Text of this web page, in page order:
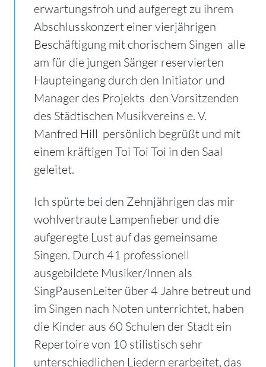
erwartungsfroh und aufgeregt zu ihrem
Abschlusskonzert einer vierjährigen
Beschäftigung mit chorischem Singen  alle
am für die jungen Sänger reservierten
Haupteingang durch den Initiator und
Manager des Projekts  den Vorsitzenden
des Städtischen Musikvereins e. V.
Manfred Hill  persönlich begrüßt und mit
einem kräftigen Toi Toi Toi in den Saal
geleitet.
Ich spürte bei den Zehnjährigen das mir
wohlvertraute Lampenfieber und die
aufgeregte Lust auf das gemeinsame
Singen. Durch 41 professionell
ausgebildete Musiker/Innen als
SingPausenLeiter über 4 Jahre betreut und
im Singen nach Noten unterrichtet, haben
die Kinder aus 60 Schulen der Stadt ein
Repertoire von 10 stilistisch sehr
unterschiedlichen Liedern erarbeitet, das